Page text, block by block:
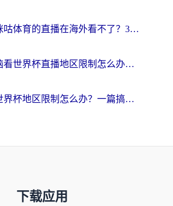
为什么咪咕体育的直播在海外看不了？3步解决海外看世界杯+抖音地区限制难题
海外电脑看世界杯直播地区限制怎么办？你需要一个聪明的加速器
海外看世界杯地区限制怎么办？一篇搞定咪咕视频播放+国内资源无缝访问指南
下载应用